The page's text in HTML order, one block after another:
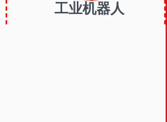
工业机器人